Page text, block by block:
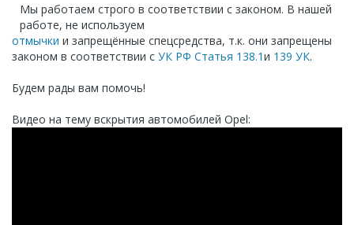
Мы работаем строго в соответствии с законом. В нашей
работе, не используем
отмычки и запрещённые спецсредства, т.к. они запрещены
законом в соответствии с УК РФ Статья 138.1и 139 УК.
Будем рады вам помочь!
Видео на тему вскрытия автомобилей Opel: